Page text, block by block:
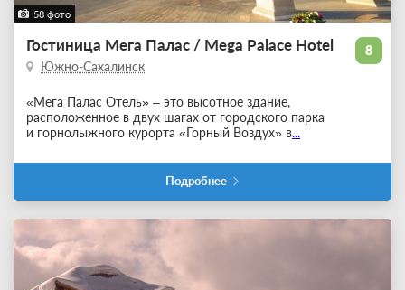
58 фото
8
Гостиница Мега Палас / Mega Palace Hotel
Южно-Сахалинск
«Мега Палас Отель» – это высотное здание,
расположенное в двух шагах от городского парка
и горнолыжного курорта «Горный Воздух» в...
Подробнее